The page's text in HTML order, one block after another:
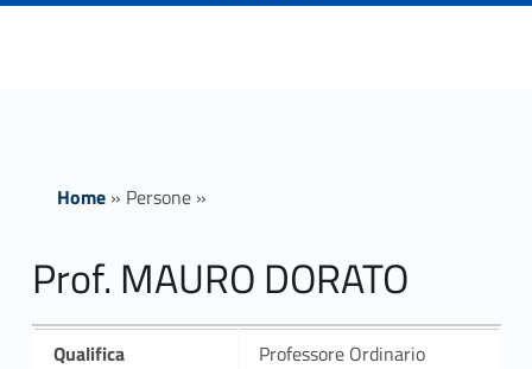
Home» Persone»
Prof. MAURO DORATO
Qualifica
Professore Ordinario